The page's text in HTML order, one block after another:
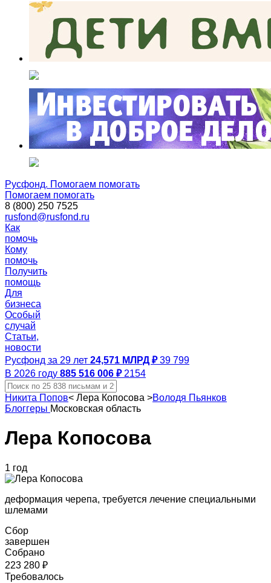
Русфонд. Помогаем помогать
Помогаем помогать
8 (800) 250 7525
rusfond@rusfond.ru
Как
помочь
Кому
помочь
Получить
помощь
Для
бизнеса
Особый
случай
Статьи,
новости
Русфонд за 29 лет 24,571 МЛРД ₽ 39 799
В 2026 году 885 516 006 ₽ 2154
Никита Попов< Лера Копосова >Володя Пьянков
Блоггеры Московская область
Лера Копосова
1 год
деформация черепа, требуется лечение специальными
шлемами
Сбор
завершен
Собрано
223 280 ₽
Требовалось